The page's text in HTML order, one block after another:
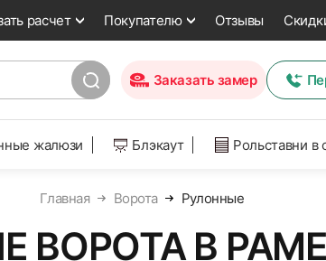
расчет Покупателю Отзывы
Заказать замер
жалюзи Блэкаут Рольставни в
Главная Ворота Рулонные
ВОРОТА В